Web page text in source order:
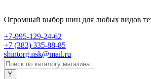
Огромный выбор шин для любых видов
+7-995-129-24-62
+7 (383) 335-88-85
shintorg.nsk@mail.ru